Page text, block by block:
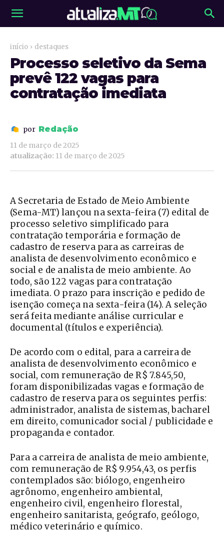
início destaques
Processo seletivo da Sema
prevê 122 vagas para
contratação imediata
por Redação
11 de março de 2025
atualização: 11 de março de 2025
A Secretaria de Estado de Meio Ambiente
(Sema-MT) lançou na sexta-feira (7) edital de
processo seletivo simplificado para
contratação temporária e formação de
cadastro de reserva para as carreiras de
analista de desenvolvimento econômico e
social e de analista de meio ambiente. Ao
todo, são 122 vagas para contratação
imediata. O prazo para inscrição e pedido de
isenção começa na sexta-feira (14). A seleção
será feita mediante análise curricular e
documental (títulos e experiência).
De acordo com o edital, para a carreira de
analista de desenvolvimento econômico e
social, com remuneração de R$ 7.845,50,
foram disponibilizadas vagas e formação de
cadastro de reserva para os seguintes perfis:
administrador, analista de sistemas, bacharel
em direito, comunicador social / publicidade e
propaganda e contador.
Para a carreira de analista de meio ambiente,
com remuneração de R$ 9.954,43, os perfis
contemplados são: biólogo, engenheiro
agrônomo, engenheiro ambiental,
engenheiro civil, engenheiro florestal,
engenheiro sanitarista, geógrafo, geólogo,
médico veterinário e químico.